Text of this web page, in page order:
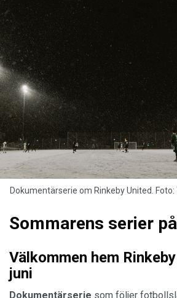
Dokumentärserie om Rinkeby United. Foto:
Sommarens serier
Välkommen hem
juni
Dokumentärserie som följer